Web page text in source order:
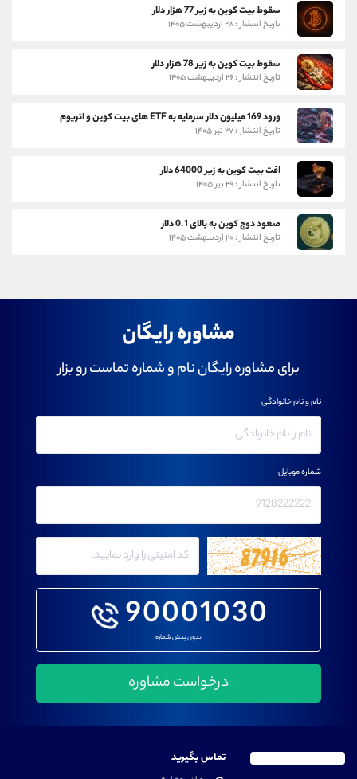
سقوط بیت کوین به زیر 77 هزار دلار
تاریخ انتشار : ۲۸ اردیبهشت ۱۴۰۵
سقوط بیت کوین به زیر 78 هزار دلار
تاریخ انتشار : ۲۶ اردیبهشت ۱۴۰۵
ورود 169 میلیون دلار سرمایه به ETF های بیت کوین و اتریوم
تاریخ انتشار : ۲۷ تیر ۱۴۰۵
افت بیت کوین به زیر 64000 دلار
تاریخ انتشار : ۲۹ تیر ۱۴۰۵
صعود دوج کوین به بالای 0.1 دلار
تاریخ انتشار : ۲۰ اردیبهشت ۱۴۰۵
مشاوره رایگان
برای مشاوره رایگان نام و شماره تماست رو بزار
90001030
بدون پیش شماره
نام و نام خانوادگی
شماره موبایل
تماس بگیرید